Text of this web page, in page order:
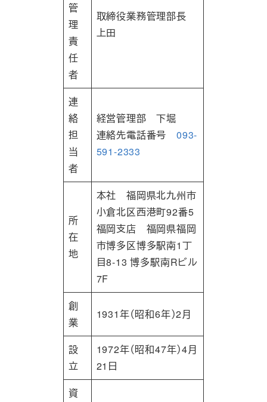
管
理
責
任
者
取締役業務管理部長
上田
連
絡
担
当
者
経営管理部 下堀
連絡先電話番号 093-
591-2333
所
在
地
本社 福岡県北九州市
小倉北区西港町92番5
福岡支店 福岡県福岡
市博多区博多駅南1丁
目8-13 博多駅南Rビル
7F
創
業
1931年（昭和6年）2月
設
立
1972年（昭和47年）4月
21日
資